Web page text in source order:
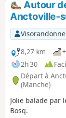
d'évoluer avec
de la religion.
forêt vous invite
chargés
Autour
Anctoville-
8,27 km
2h 30
Départ à
(Manche)
Jolie balade par
Bosq.